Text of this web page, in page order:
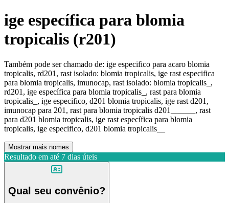
ige específica para blomia
tropicalis (r201)
Também pode ser chamado de: ige especifico para acaro blomia
tropicalis, rd201, rast isolado: blomia tropicalis, ige rast especifica
para blomia tropicalis, imunocap, rast isolado: blomia tropicalis_,
rd201, ige específica para blomia tropicalis_, rast para blomia
tropicalis_, ige especifico, d201 blomia tropicalis, ige rast d201,
imunocap para 201, rast para blomia tropicalis d201______, rast
para d201 blomia tropicalis, ige rast específica para blomia
tropicalis, ige especifico, d201 blomia tropicalis__
Mostrar mais nomes
Resultado em até 7 dias úteis
Qual seu convênio?